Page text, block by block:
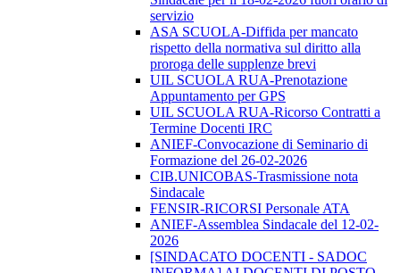
servizio
ASA SCUOLA-Diffida per mancato
rispetto della normativa sul diritto alla
proroga delle supplenze brevi
UIL SCUOLA RUA-Prenotazione
Appuntamento per GPS
UIL SCUOLA RUA-Ricorso Contratti a
Termine Docenti IRC
ANIEF-Convocazione di Seminario di
Formazione del 26-02-2026
CIB.UNICOBAS-Trasmissione nota
Sindacale
FENSIR-RICORSI Personale ATA
ANIEF-Assemblea Sindacale del 12-02-
2026
[SINDACATO DOCENTI - SADOC